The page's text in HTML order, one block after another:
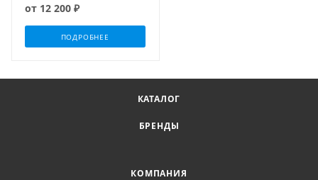
от 12 200 ₽
ПОДРОБНЕЕ
КАТАЛОГ
БРЕНДЫ
КОМПАНИЯ